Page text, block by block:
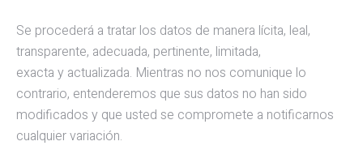
Se procederá a tratar los datos de manera lícita, leal,
transparente, adecuada, pertinente, limitada,
exacta y actualizada. Mientras no nos comunique lo
contrario, entenderemos que sus datos no han sido
modificados y que usted se compromete a notificarnos
cualquier variación.